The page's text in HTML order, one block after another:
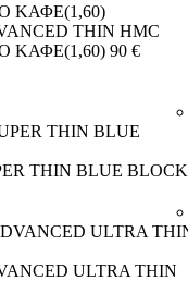
THIN HMC
ΚΑΦΕ(1,60) 90 €
THIN BLUE BLOCK
ULTRA THIN